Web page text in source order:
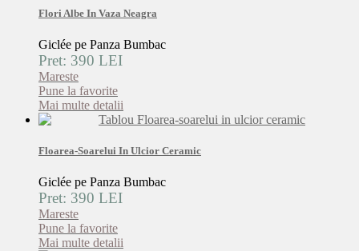
Flori Albe In Vaza Neagra
Giclée pe Panza Bumbac
Pret: 390 LEI
Mareste
Pune la favorite
Mai multe detalii
Floarea-Soarelui In Ulcior Ceramic
Giclée pe Panza Bumbac
Pret: 390 LEI
Mareste
Pune la favorite
Mai multe detalii